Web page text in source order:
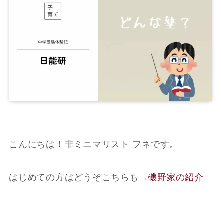
こんにちは！非ミニマリスト フネです。
はじめての方はどうぞこちらも →磯野家の紹介